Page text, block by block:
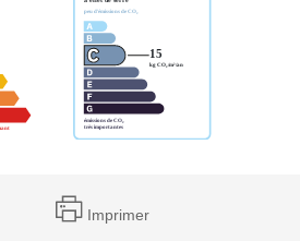
Imprimer